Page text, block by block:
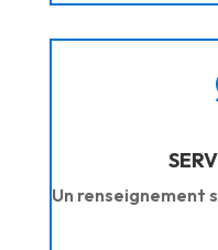
Un renseignement